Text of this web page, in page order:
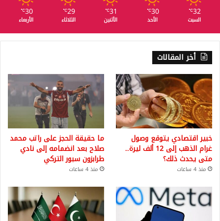
32
℃
السبت
30
℃
الأحد
31
℃
الأثنين
29
℃
الثلاثاء
30
℃
الأربعاء
أخر المقالات
خبير اقتصادي يتوقع وصول
غرام الذهب إلى 12 ألف ليرة..
متى يحدث ذلك؟
منذ 4 ساعات
ما حقيقة الحجز على راتب محمد
صلاح بعد انضمامه إلى نادي
طرابزون سبور التركي
منذ 4 ساعات